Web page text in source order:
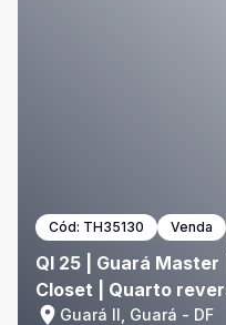
Cód: TH35130 Venda
QI 25 | Guará
Closet | Quarto
Guará II, Guará - DF